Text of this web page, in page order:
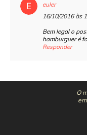
euler
16/10/2016 às
Bem legal o
hamburguer é
Responder
O